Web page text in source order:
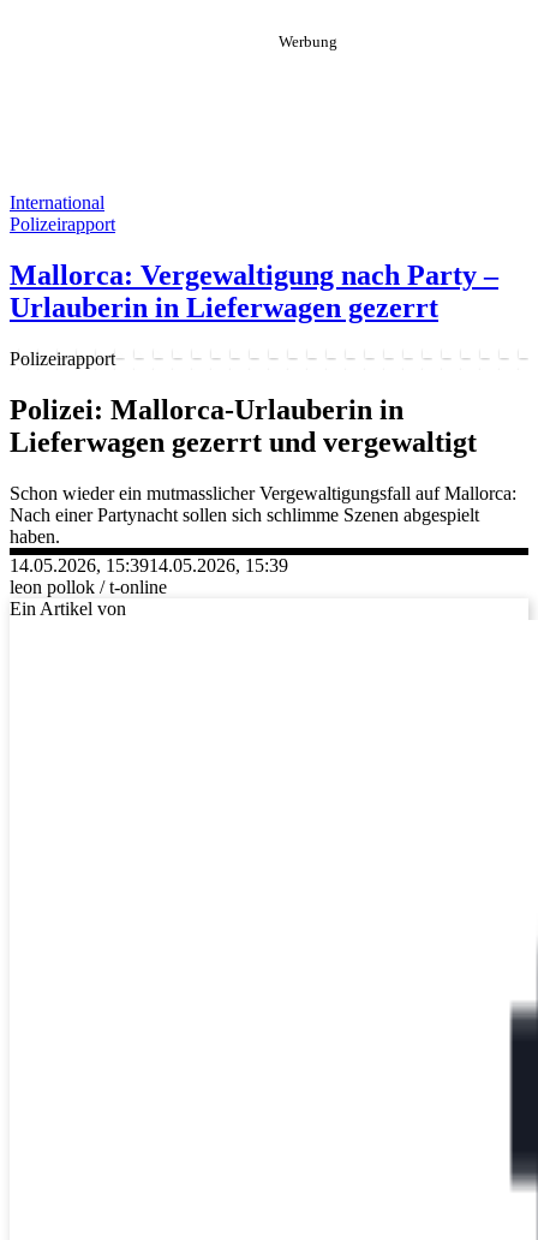
International
Polizeirapport
Mallorca: Vergewaltigung nach Party –
Urlauberin in Lieferwagen gezerrt
Polizeirapport
Polizei: Mallorca-Urlauberin in
Lieferwagen gezerrt und vergewaltigt
Schon wieder ein mutmasslicher Vergewaltigungsfall auf Mallorca:
Nach einer Partynacht sollen sich schlimme Szenen abgespielt
haben.
14.05.2026, 15:3914.05.2026, 15:39
leon pollok / t-online
Ein Artikel von